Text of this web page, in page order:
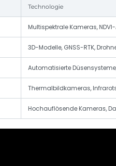
Technologie
Multispektrale Kameras,
3D-Modelle, GNSS-RTK,
Automatisierte Düsensysteme,
Thermalbildkameras,
Hochauflösende Kameras,